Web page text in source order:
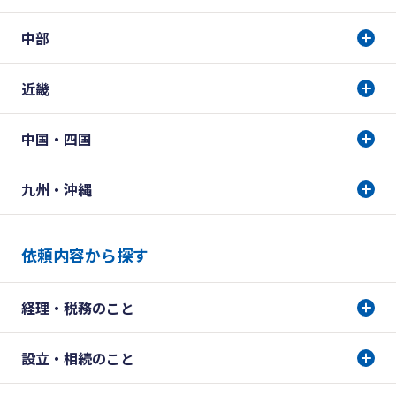
中部
近畿
中国・四国
九州・沖縄
依頼内容から探す
経理・税務のこと
設立・相続のこと